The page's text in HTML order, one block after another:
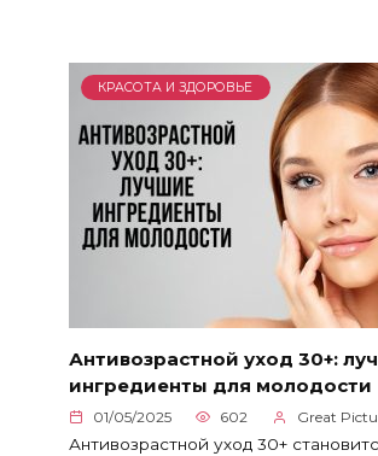
КРАСОТА И ЗДОРОВЬЕ
Антивозрастной уход 30+:
ингредиенты для молодости
01/05/2025 602 Great
Антивозрастной уход 30+